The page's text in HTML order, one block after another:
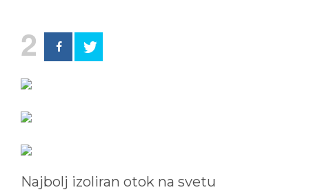
2
Najbolj izoliran otok na svetu